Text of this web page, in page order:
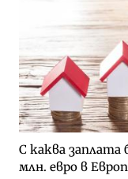
С каква заплата
млн. евро в